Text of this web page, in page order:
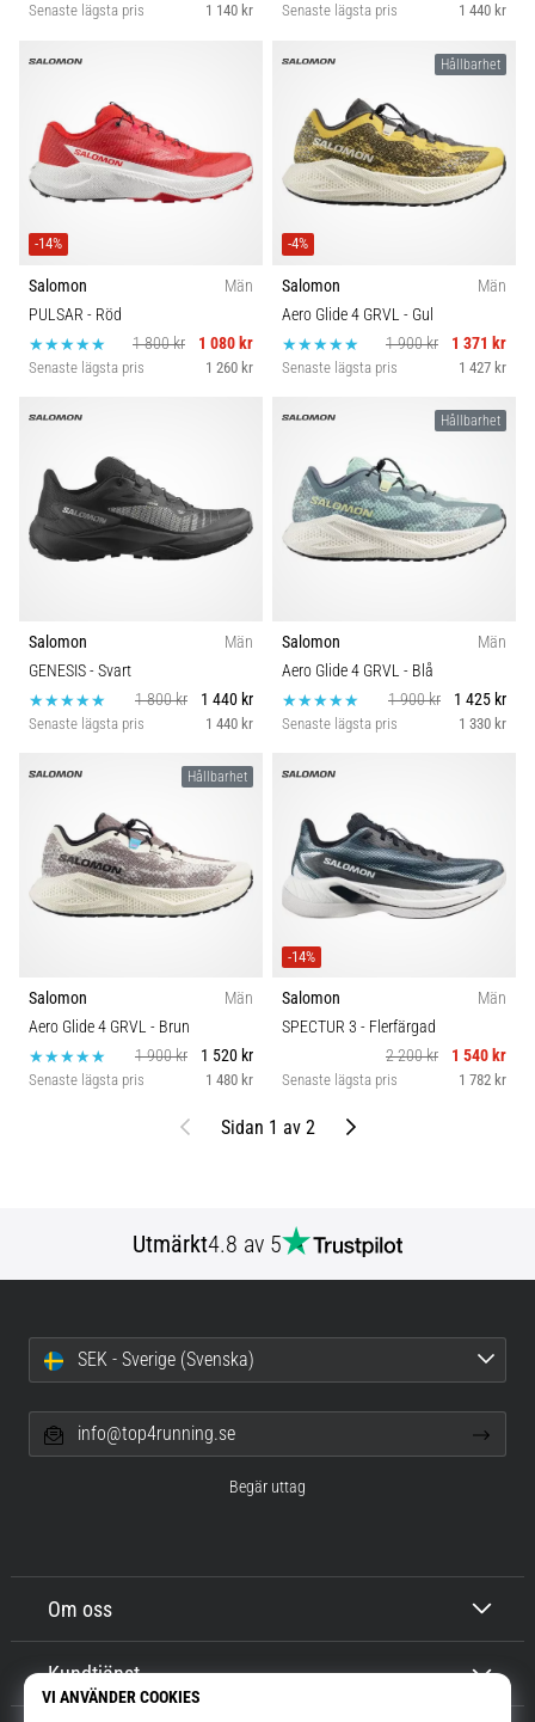
Senaste lägsta pris 1 140 kr Senaste lägsta pris 1 440 kr
-14%
Salomon
Män
PULSAR - Röd
1 800 kr
1 080 kr
Senaste lägsta pris 1 260 kr
Hållbarhet
-4%
Salomon
Män
Aero Glide 4 GRVL - Gul
1 900 kr
1 371 kr
Senaste lägsta pris 1 427 kr
Salomon
Män
GENESIS- Svart
1 800 kr
1 440 kr
Senaste lägsta pris 1 440 kr
Hållbarhet
Salomon
Män
Aero Glide 4 GRVL - Blå
1 900 kr
1 425 kr
Senaste lägsta pris 1 330 kr
Hållbarhet
Salomon
Män
Aero Glide 4 GRVL - Brun
1 900 kr
1 520 kr
Senaste lägsta pris 1 480 kr
-14%
Salomon
Män
SPECTUR 3 - Flerfärgad
2 200 kr
1 540 kr
Senaste lägsta pris 1 782 kr
Föregående
Sidan 1 av 2 Nästa
Utmärkt4.8 av 5
Om oss
Kundtjänst
SEK - Sverige (Svenska)
info@top4running.se
Begär uttag